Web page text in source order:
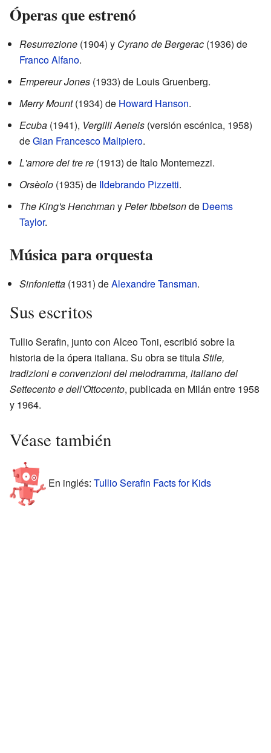
Óperas que estrenó
Resurrezione (1904) y Cyrano de Bergerac (1936) de
Franco Alfano.
Empereur Jones (1933) de Louis Gruenberg.
Merry Mount(1934) de Howard Hanson.
Ecuba (1941), Vergilli Aeneis (versión escénica, 1958)
deGian Francesco Malipiero.
L'amore dei tre re (1913) de Italo Montemezzi.
Orsèolo (1935) de Ildebrando Pizzetti.
The King's HenchmanyPeter Ibbetsonde Deems
Taylor.
Música para orquesta
Sinfonietta (1931) deAlexandre Tansman.
Sus escritos
Tullio Serafin, junto con Alceo Toni, escribió sobre la
historia de la ópera italiana. Su obra se titulaStile,
tradizioni e convenzioni del melodramma, italiano del
Settecento e dell'Ottocento, publicada en Milán entre 1958
y 1964.
Véase también
En inglés: Tullio Serafin Facts for Kids